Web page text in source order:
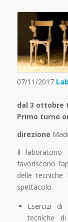
07/11/2017
dal 3
Primo turno
direzione
Il laboratorio
favoriscono
delle
spettacolo.
Esercizi di
tecniche di